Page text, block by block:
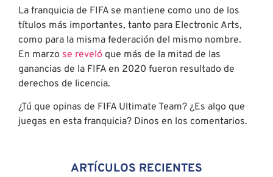
La franquicia de FIFA se mantiene como uno de los
títulos más importantes, tanto para Electronic Arts,
como para la misma federación del mismo nombre.
En marzo se reveló que más de la mitad de las
ganancias de la FIFA en 2020 fueron resultado de
derechos de licencia.
¿Tú que opinas de FIFA Ultimate Team? ¿Es algo que
juegas en esta franquicia? Dinos en los comentarios.
ARTÍCULOS RECIENTES